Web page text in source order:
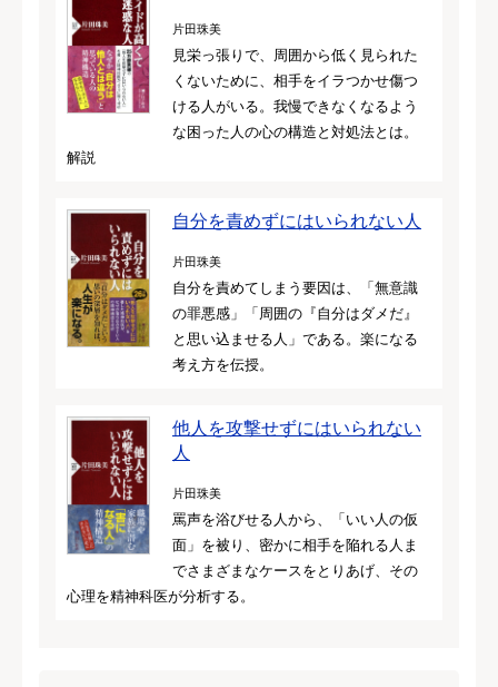
片田珠美
見栄っ張りで、周囲から低く見られた
くないために、相手をイラつかせ傷つ
ける人がいる。我慢できなくなるよう
な困った人の心の構造と対処法とは。
解説
自分を責めずにはいられない人
片田珠美
自分を責めてしまう要因は、「無意識
の罪悪感」「周囲の『自分はダメだ』
と思い込ませる人」である。楽になる
考え方を伝授。
他人を攻撃せずにはいられない
人
片田珠美
罵声を浴びせる人から、「いい人の仮
面」を被り、密かに相手を陥れる人ま
でさまざまなケースをとりあげ、その
心理を精神科医が分析する。